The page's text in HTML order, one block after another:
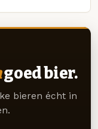
goed bier.
bieren écht in